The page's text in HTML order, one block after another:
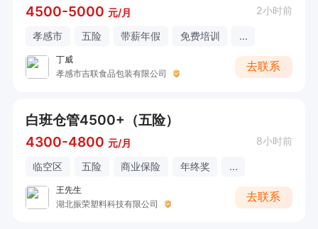
4500-5000 元/月 2小时前
孝感市 五险 带薪年假 免费培训 ...
丁威
孝感市吉联食品包装有限公司
去联系
白班仓管4500+（五险）
4300-4800 元/月 8小时前
临空区 五险 商业保险 年终奖 ...
王先生
湖北振荣塑料科技有限公司
去联系